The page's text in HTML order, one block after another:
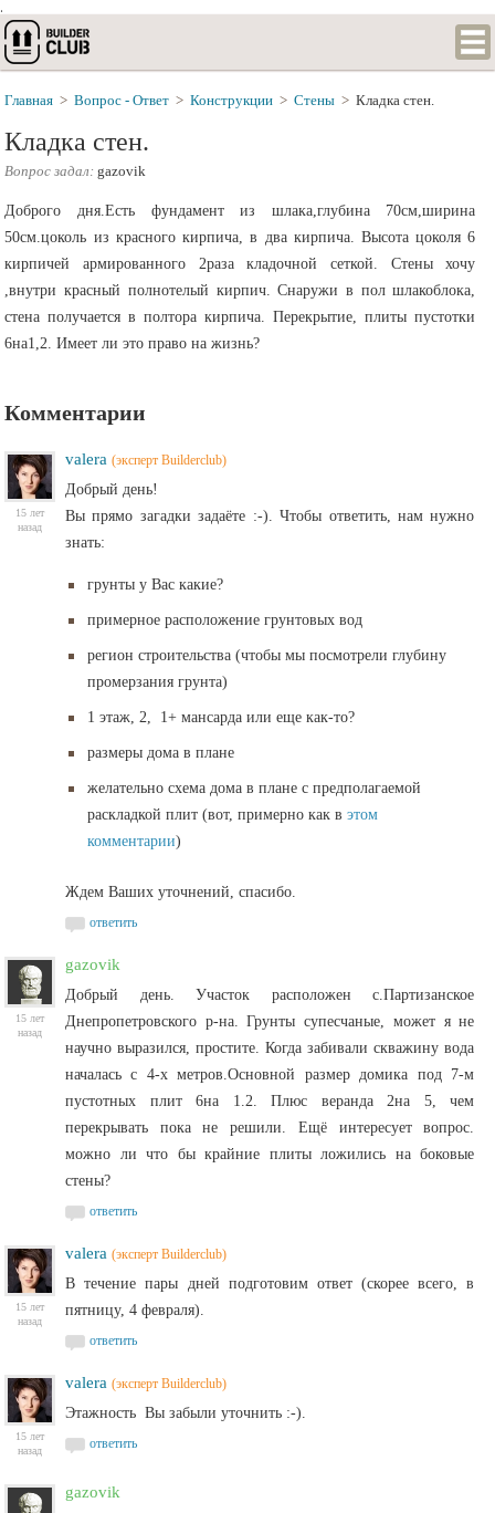
.
Главная > Вопрос - Ответ > Конструкции > Стены > Кладка стен.
Кладка стен.
Вопрос задал: gazovik
Доброго дня.Есть фундамент из шлака,глубина 70см,ширина
50см.цоколь из красного кирпича, в два кирпича. Высота цоколя 6
кирпичей армированного 2раза кладочной сеткой. Стены хочу
,внутри красный полнотелый кирпич. Снаружи в пол шлакоблока,
стена получается в полтора кирпича. Перекрытие, плиты пустотки
6на1,2. Имеет ли это право на жизнь?
Комментарии
15 лет
назад
valera (эксперт Builderclub)
Добрый день!
Вы прямо загадки задаёте :-). Чтобы ответить, нам нужно
знать:
грунты у Вас какие?
примерное расположение грунтовых вод
регион строительства (чтобы мы посмотрели глубину
промерзания грунта)
1 этаж, 2, 1+ мансарда или еще как-то?
размеры дома в плане
желательно схема дома в плане с предполагаемой
раскладкой плит (вот, примерно как в этом
комментарии)
Ждем Ваших уточнений, спасибо.
ответить
15 лет
назад
gazovik
Добрый день. Участок расположен с.Партизанское
Днепропетровского р-на. Грунты супесчаные, может я не
научно выразился, простите. Когда забивали скважину вода
началась с 4-х метров.Основной размер домика под 7-м
пустотных плит 6на 1.2. Плюс веранда 2на 5, чем
перекрывать пока не решили. Ещё интересует вопрос.
можно ли что бы крайние плиты ложились на боковые
стены?
ответить
15 лет
назад
valera (эксперт Builderclub)
В течение пары дней подготовим ответ (скорее всего, в
пятницу, 4 февраля).
ответить
15 лет
назад
valera (эксперт Builderclub)
Этажность Вы забыли уточнить :-).
ответить
gazovik